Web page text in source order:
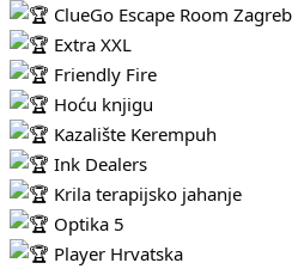
ClueGo Escape Room Zagreb
Extra XXL
Friendly Fire
Hoću knjigu
Kazalište Kerempuh
Ink Dealers
Krila terapijsko jahanje
Optika 5
Player Hrvatska